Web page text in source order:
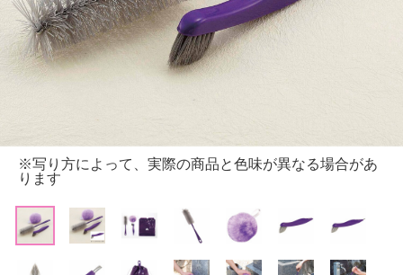
※写り方によって、実際の商品と色味が異なる場合があ
ります